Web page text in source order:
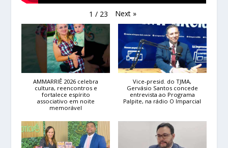
1 / 23 Next »
AMMARRIÊ 2026 celebra
cultura, reencontros e
fortalece espírito
associativo em noite
memorável
Vice-presid. do TJMA,
Gervásio Santos concede
entrevista ao Programa
Palpite, na rádio O Imparcial